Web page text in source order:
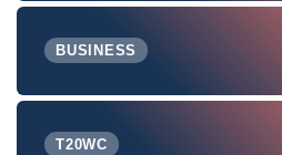
BUSINESS
T20WC